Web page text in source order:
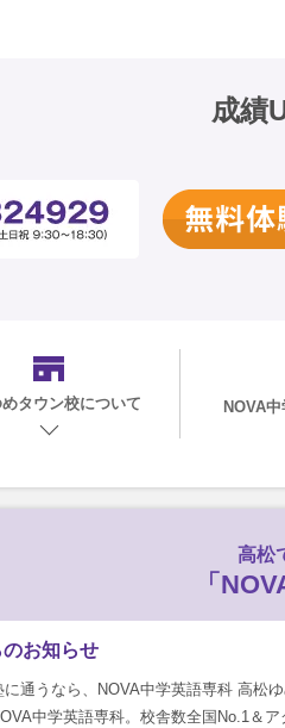
成績
タウン校について NOVA
高松
「
お知らせ
通うなら、NOVA中学英語専科 高松ゆ
中学英語専科。校舎数全国No.1＆